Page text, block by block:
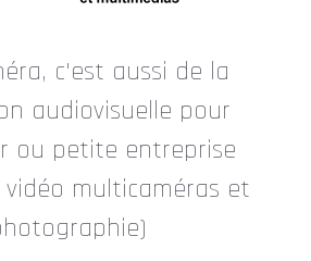
c'est aussi de la
audiovisuelle pour
ou petite entreprise
multicaméras et